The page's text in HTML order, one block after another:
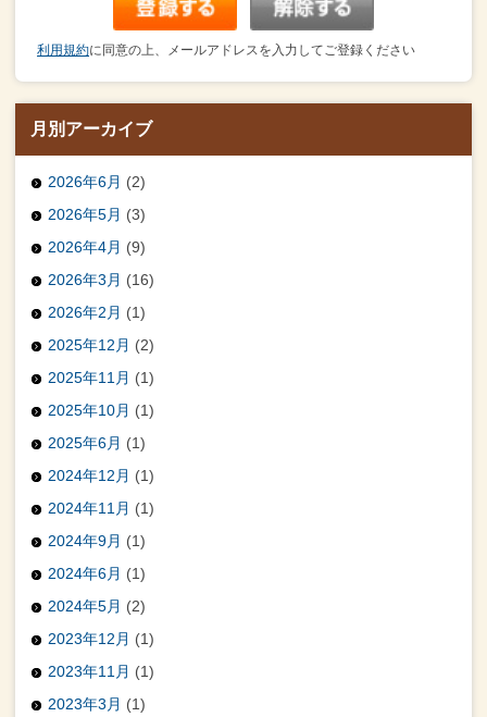
利用規約に同意の上、メールアドレスを入力してご登録ください
月別アーカイブ
2026年6月 (2)
2026年5月 (3)
2026年4月 (9)
2026年3月 (16)
2026年2月 (1)
2025年12月 (2)
2025年11月 (1)
2025年10月 (1)
2025年6月 (1)
2024年12月 (1)
2024年11月 (1)
2024年9月 (1)
2024年6月 (1)
2024年5月 (2)
2023年12月 (1)
2023年11月 (1)
2023年3月 (1)